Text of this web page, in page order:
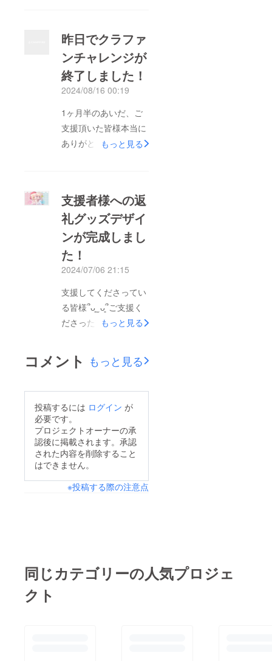
ンのグッズを発送させ
ていただきました。
(ご辞退の方は含まれ
ておりません)・返礼
『お名前』に不備があ
る方がいらっしゃいま
して、活動者様等で本
もしれませんので、御
記入頂いたお名前で発
送させて頂きました。
ですがお届けの際に配
達員の方によっては郵
便局に登録されている
お名前と異なる場合配
送が上手く行かない場
合もあるとのことでし
いただきました。万が
かない場合は、聞いて
いただければ追跡番号
をお教えしますのでご
自身でお問い合わせし
て頂けますようお願い
いたします‪( •̥ ˍ •̥ )‬・
グッズのフォトスタン
います。こちらは品質
昨日でクラファ
ンチャレンジが
終了しました！
2024/08/16 00:19
1ヶ月半のあいだ、ご
支援頂いた皆様本当に
ありがとうございまし
たバーチャルカウンセ
ラーに慣れるようここ
から新たに頑張ってい
きます(*´˘`*)♡リター
ンにつきましても、準
で暫くお待ちいただけ
ますと嬉しいです。よ
ろしくお願いします
もっと見る
支援者様への返
礼グッズデザイ
ンが完成しまし
た！
2024/07/06 21:15
支援してくださってい
る皆様՞ᴗ͈ ̫ ᴗ͈՞ご支援く
ださった方への、限定
ザインが完成致しまし
たのでご報告です！と
の色違いコーデのお洋
服と、色違いの直筆サ
イン入りとなっており
ます☆飾っていただけ
にする予定ですので楽
もっと見る
コメント もっと見る
投稿するには ログイン が
必要です。
プロジェクトオーナーの承
認後に掲載されます。承認
された内容を削除すること
はできません。
※投稿する際の注意点
同じカテゴリーの人気プロジェ
クト